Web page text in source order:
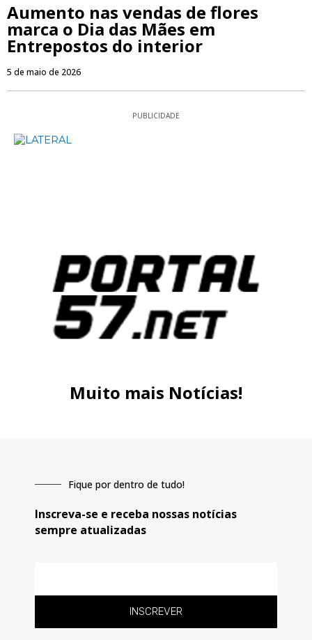
Aumento nas vendas de flores
marca o Dia das Mães em
Entrepostos do interior
5 de maio de 2026
PUBLICIDADE
Muito mais Notícias!
Fique por dentro de tudo!
Inscreva-se e receba nossas notícias
sempre atualizadas
INSCREVER